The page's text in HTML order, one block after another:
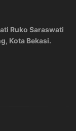
Ruko Saraswati
Kota Bekasi.